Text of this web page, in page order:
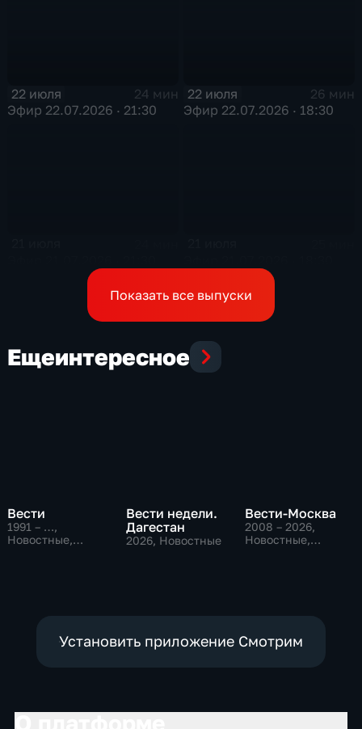
22 июля
24 мин
Эфир 22.07.2026 · 21:30
22 июля
26 мин
Эфир 22.07.2026 · 18:30
Показать все выпуски
Ещеинтересное
Вести
1991 – …,
Новостные,
Вести недели.
Дагестан
2026, Новостные
Вести-Москва
2008 – 2026,
Новостные,
Установить приложение Смотрим